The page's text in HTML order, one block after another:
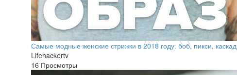
Самые модные женские стрижки в 2018 году: боб, пикси, каскад
Lifehackertv
16 Просмотры